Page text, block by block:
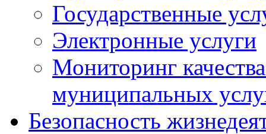
Государственные
Электронные услуги
Мониторинг
муниципальных
Безопасность